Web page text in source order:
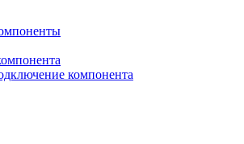
компонента